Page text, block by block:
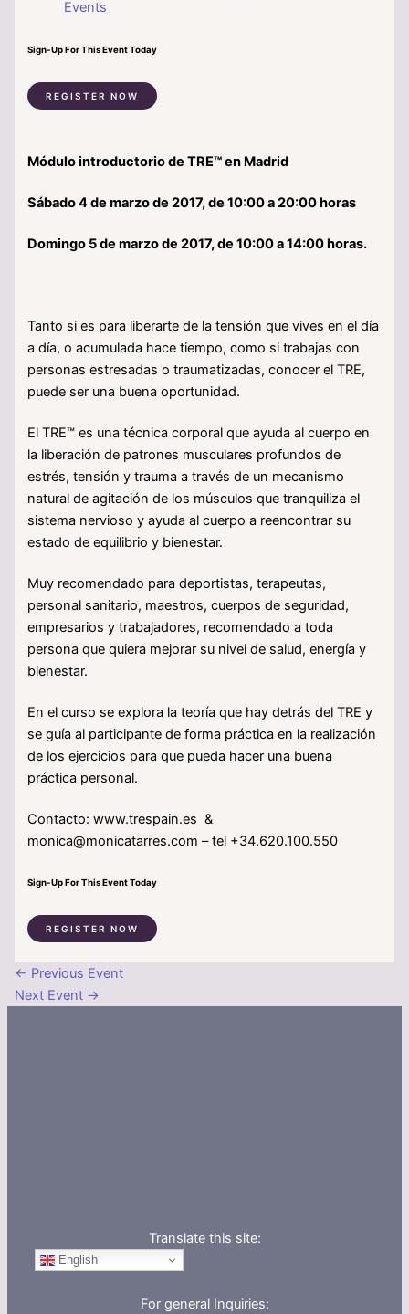
Events
Sign-Up For This Event Today
REGISTER NOW
Módulo introductorio de TRE™ en Madrid
Sábado 4 de marzo de 2017, de 10:00 a 20:00 horas
Domingo 5 de marzo de 2017, de 10:00 a 14:00 horas.
Tanto si es para liberarte de la tensión que vives en el día
a día, o acumulada hace tiempo, como si trabajas con
personas estresadas o traumatizadas, conocer el TRE,
puede ser una buena oportunidad.
El TRE™ es una técnica corporal que ayuda al cuerpo en
la liberación de patrones musculares profundos de
estrés, tensión y trauma a través de un mecanismo
natural de agitación de los músculos que tranquiliza el
sistema nervioso y ayuda al cuerpo a reencontrar su
estado de equilibrio y bienestar.
Muy recomendado para deportistas, terapeutas,
personal sanitario, maestros, cuerpos de seguridad,
empresarios y trabajadores, recomendado a toda
persona que quiera mejorar su nivel de salud, energía y
bienestar.
En el curso se explora la teoría que hay detrás del TRE y
se guía al participante de forma práctica en la realización
de los ejercicios para que pueda hacer una buena
práctica personal.
Contacto: www.trespain.es &
monica@monicatarres.com – tel +34.620.100.550
Sign-Up For This Event Today
REGISTER NOW
← Previous Event
Next Event →
Translate this site:
English
For general Inquiries: